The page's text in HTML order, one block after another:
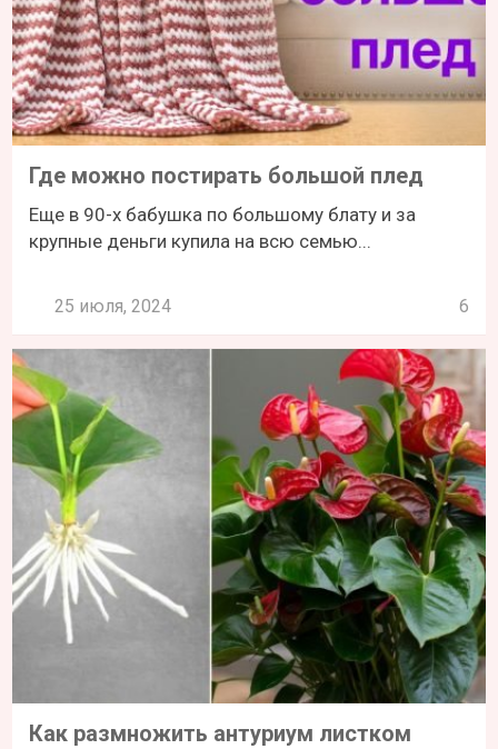
Где можно постирать большой плед
Еще в 90-х бабушка по большому блату и за
крупные деньги купила на всю семью...
25 июля, 2024 6
Как размножить антуриум листком